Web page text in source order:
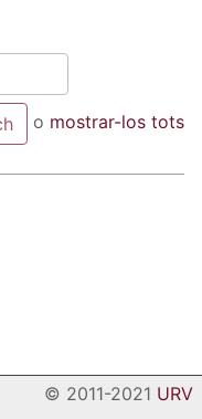
o mostrar-los tots
© 2011-2021 URV